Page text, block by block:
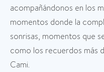
acompañándonos en los
momentos donde la
sonrisas, momentos que
como los recuerdos más
Cami.